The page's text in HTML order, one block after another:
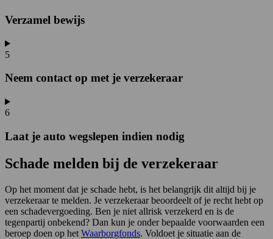
Verzamel bewijs
5
Neem contact op met je verzekeraar
6
Laat je auto wegslepen indien nodig
Schade melden bij de verzekeraar
Op het moment dat je schade hebt, is het belangrijk dit altijd bij je
verzekeraar te melden. Je verzekeraar beoordeelt of je recht hebt op
een schadevergoeding. Ben je niet allrisk verzekerd en is de
tegenpartij onbekend? Dan kun je onder bepaalde voorwaarden een
beroep doen op het Waarborgfonds. Voldoet je situatie aan de